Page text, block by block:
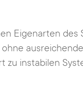
Eigenarten des
instabilen